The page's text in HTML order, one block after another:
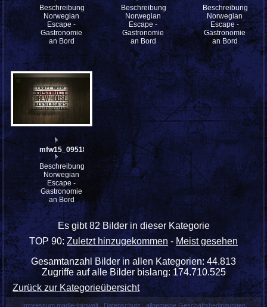
Beschreibung:
Norwegian
Escape -
Gastronomie
an Bord
Beschreibung:
Norwegian
Escape -
Gastronomie
an Bord
Beschreibung:
Norwegian
Escape -
Gastronomie
an Bord
mfw15_095186
Beschreibung:
Norwegian
Escape -
Gastronomie
an Bord
Es gibt 82 Bilder in dieser Kategorie
TOP 90: Zuletzt hinzugekommen- Meist gesehen
Gesamtanzahl Bilder in allen Kategorien: 44.813
Zugriffe auf alle Bilder bislang: 174.710.525
Zurück zur Kategorieübersicht
Impressum madle-fotowelt Datenschutz allgemeine Geschäftsbedingungen